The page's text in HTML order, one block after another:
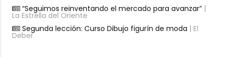
“Seguimos reinventando el mercado para avanzar”|
La Estrella del Oriente
Segunda lección: Curso Dibujo figurín de moda | El
Deber